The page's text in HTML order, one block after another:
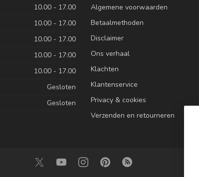
10.00 - 17.00
10.00 - 17.00
10.00 - 17.00
10.00 - 17:00
10.00 - 17.00
Gesloten
Gesloten
Algemene voorwaarden
Betaalmethoden
Disclaimer
Ons verhaal
Klachten
Klantenservice
Privacy & cookies
Verzenden en retourneren